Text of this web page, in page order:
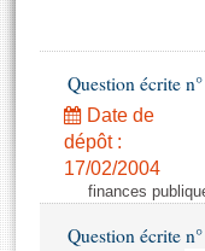
Projets de loi
Propositions de loi
Amendements
Textes adoptés
Rapports
Documents de
( Constitution |
Histoire
Juniors
Anciennes
Liens vers les
Contacts et plan
Photos libres de
Question écrite
Date de
dépôt :
17/02/2004
finances
Question écrite